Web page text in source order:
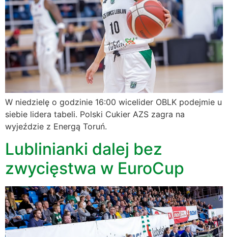
W niedzielę o godzinie 16:00 wicelider OBLK podejmie u
siebie lidera tabeli. Polski Cukier AZS zagra na
wyjeździe z Energą Toruń.
Lublinianki dalej bez
zwycięstwa w EuroCup